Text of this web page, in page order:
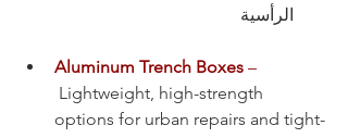
الرأسية
Aluminum Trench Boxes –
Lightweight, high-strength
options for urban repairs and tight-